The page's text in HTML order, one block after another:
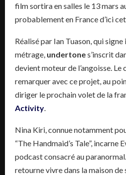
film sortira en salles le 13 mars
probablement en France d’ici cet
Réalisé par Ian Tuason, qui
métrage, undertones’inscrit
devient moteur de l’angoisse. Le
remarquer avec ce projet, au
diriger le prochain volet de la
Activity
Nina Kiri, connue notamment
“The Handmaid’s Tale”, incarne
podcast consacré au
retourne vivre dans la maison